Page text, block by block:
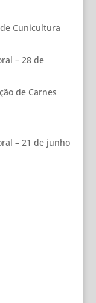
Cunicultura
– 28 de
de Carnes
– 21 de junho